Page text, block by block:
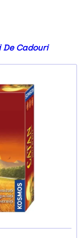
De Cadouri